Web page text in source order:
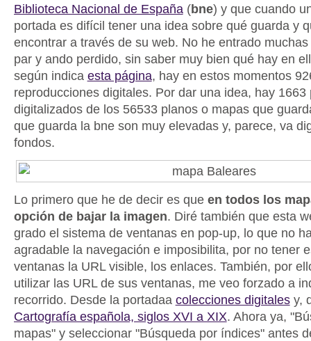
Biblioteca Nacional de España(bne) y que cuando
portada es difícil tener una idea sobre qué guarda y
encontrar a través de su web. No he entrado
par y ando perdido, sin saber muy bien qué hay en
según indica esta página, hay en estos momentos
reproducciones digitales. Por dar una idea, hay 1663
digitalizados de los 56533 planos o mapas que
que guarda la bne son muy elevadas y, parece, va
fondos.
Lo primero que he de decir es que en todos los
opción de bajar la imagen. Diré también que esta
grado el sistema de ventanas en pop-up, lo que no
agradable la navegación e imposibilita, por no tener
ventanas la URL visible, los enlaces. También, por
utilizar las URL de sus ventanas, me veo forzado a
recorrido. Desde la portadaa colecciones digitalesy,
Cartografía española, siglos XVI a XIX. Ahora ya,
mapas" y seleccionar "Búsqueda por índices" antes